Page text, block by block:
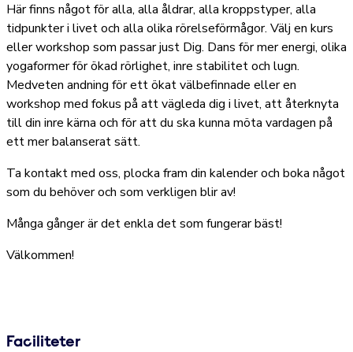
Här finns något för alla, alla åldrar, alla kroppstyper, alla
tidpunkter i livet och alla olika rörelseförmågor. Välj en kurs
eller workshop som passar just Dig. Dans för mer energi, olika
yogaformer för ökad rörlighet, inre stabilitet och lugn.
Medveten andning för ett ökat välbefinnade eller en
workshop med fokus på att vägleda dig i livet, att återknyta
till din inre kärna och för att du ska kunna möta vardagen på
ett mer balanserat sätt.
Ta kontakt med oss, plocka fram din kalender och boka något
som du behöver och som verkligen blir av!
Många gånger är det enkla det som fungerar bäst!
Välkommen!
Faciliteter